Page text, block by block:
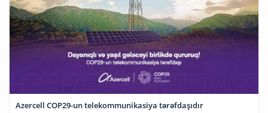
Azercell COP29-un telekommunikasiya tərəfdaşıdır